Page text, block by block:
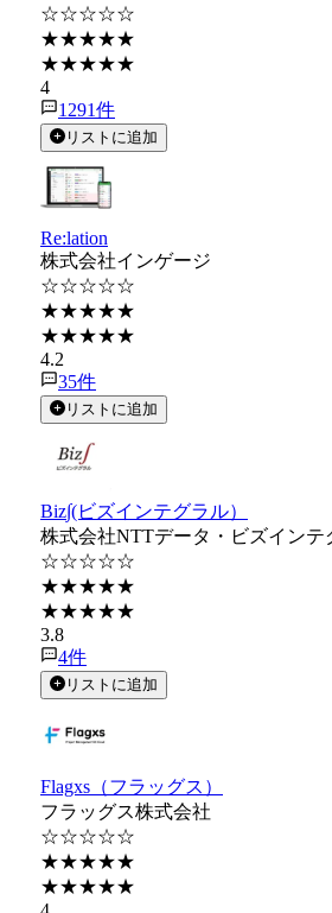
☆☆☆☆☆
★★★★★
★★★★★
4
1291件
リストに追加
Re:lation
株式会社インゲージ
☆☆☆☆☆
★★★★★
★★★★★
4.2
35件
リストに追加
Biz∫(ビズインテグラル）
株式会社NTTデータ・ビズインテ
☆☆☆☆☆
★★★★★
★★★★★
3.8
4件
リストに追加
Flagxs（フラッグス）
フラッグス株式会社
☆☆☆☆☆
★★★★★
★★★★★